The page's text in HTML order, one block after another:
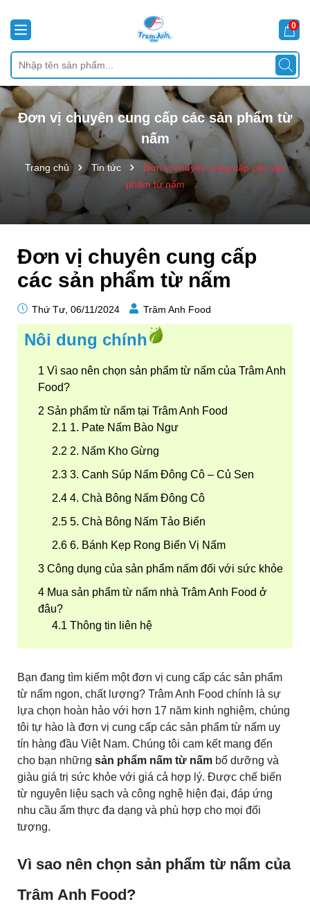
0
Đơn vị chuyên cung cấp các sản phẩm từ
nấm
Trang chủ Tin tức
Đơn vị chuyên cung cấp các sản
phẩm từ nấm
Đơn vị chuyên cung cấp
các sản phẩm từ nấm
Thứ Tư, 06/11/2024 Trâm Anh Food
Nôi dung chính
Vì sao nên chọn sản phẩm từ nấm của Trâm Anh
Food?
Sản phẩm từ nấm tại Trâm Anh Food
1. Pate Nấm Bào Ngư
2. Nấm Kho Gừng
3. Canh Súp Nấm Đông Cô – Củ Sen
4. Chà Bông Nấm Đông Cô
5. Chà Bông Nấm Tảo Biển
6. Bánh Kẹp Rong Biển Vị Nấm
Công dụng của sản phẩm nấm đối với sức khỏe
Mua sản phẩm từ nấm nhà Trâm Anh Food ở
đâu?
Thông tin liên hệ
Bạn đang tìm kiếm một đơn vị cung cấp các sản phẩm
từ nấm ngon, chất lượng? Trâm Anh Food chính là sự
lựa chọn hoàn hảo với hơn 17 năm kinh nghiệm, chúng
tôi tự hào là đơn vị cung cấp các sản phẩm từ nấm uy
tín hàng đầu Việt Nam. Chúng tôi cam kết mang đến
cho bạn những sản phẩm nấm từ nấm bổ dưỡng và
giàu giá trị sức khỏe với giá cả hợp lý. Được chế biến
từ nguyên liệu sạch và công nghệ hiện đại, đáp ứng
nhu cầu ẩm thực đa dạng và phù hợp cho mọi đối
tượng.
Vì sao nên chọn sản phẩm từ nấm của
Trâm Anh Food?